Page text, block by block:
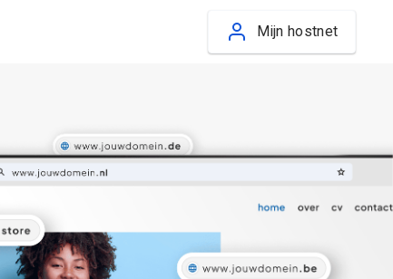
Mijn hostnet